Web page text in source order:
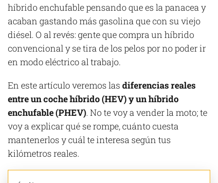
híbrido enchufable pensando que es la panacea y
acaban gastando más gasolina que con su viejo
diésel. O al revés: gente que compra un híbrido
convencional y se tira de los pelos por no poder ir
en modo eléctrico al trabajo.
En este artículo veremos las diferencias reales
entre un coche híbrido (HEV) y un híbrido
enchufable (PHEV). No te voy a vender la moto; te
voy a explicar qué se rompe, cuánto cuesta
mantenerlos y cuál te interesa según tus
kilómetros reales.